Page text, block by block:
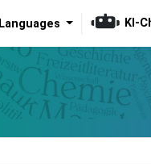
Languages KI-